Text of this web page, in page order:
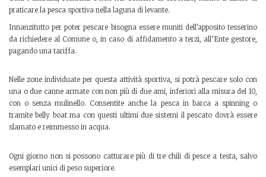
praticare la pesca sportiva nella laguna di levante.
Innanzitutto per poter pescare bisogna essere muniti dell'apposito tesserino
da richiedere al Comune o, in caso di affidamento a terzi, all’Ente gestore,
pagando una tariffa.
Nelle zone individuate per questa attività sportiva, si potrà pescare solo con
una o due canne armate con non più di due ami, inferiori alla misura del 10,
con o senza mulinello. Consentite anche la pesca in barca a spinning o
tramite belly boat ma con questi ultimi due sistemi il pescato dovrà essere
slamato e reimmesso in acqua.
Ogni giorno non si possono catturare più di tre chili di pesce a testa, salvo
esemplari unici di peso superiore.